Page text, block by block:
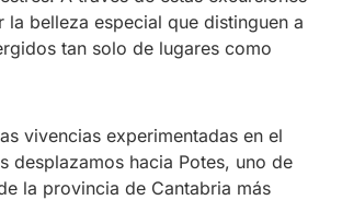
la belleza especial que distinguen a
tan solo de lugares como
vivencias experimentadas en el
desplazamos hacia Potes, uno de
la provincia de Cantabria más